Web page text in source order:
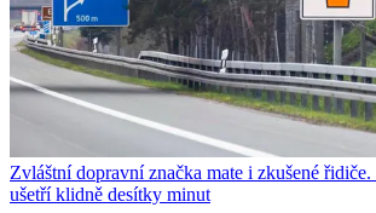
Zvláštní dopravní značka mate i zkušené
ušetří klidně desítky minut